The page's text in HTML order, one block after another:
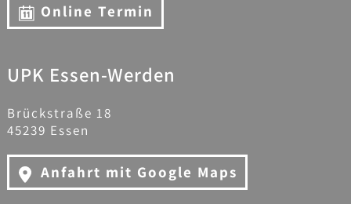
Online Termin
UPK Essen-Werden
Brückstraße 18
45239 Essen
Anfahrt mit Google Maps